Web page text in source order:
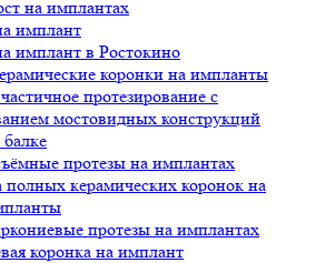
на имплантах
имплант
имплант в Ростокино
коронки на импланты
протезирование с
мостовидных конструкций
протезы на имплантах
полных керамических коронок на
протезы на имплантах
коронка на имплант